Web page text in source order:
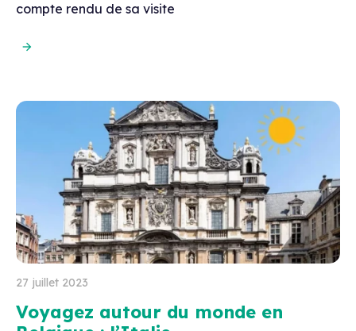
compte rendu de sa visite
27 juillet 2023
Voyagez autour du monde en